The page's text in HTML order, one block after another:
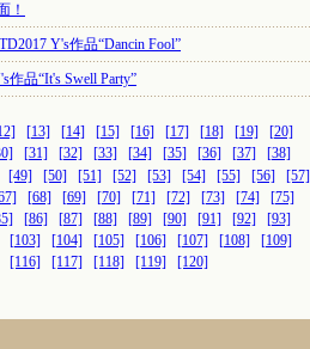
！
Y's作品“Dancin Fool”
品“It's Swell Party”
[13] [14] [15] [16] [17] [18] [19]
[20]
[31] [32] [33] [34] [35] [36] [37]
[38]
[49] [50] [51] [52] [53] [54] [55] [56]
[57]
[68] [69] [70] [71] [72] [73] [74]
[75]
[86] [87] [88] [89] [90] [91] [92]
[93]
[103] [104] [105] [106] [107] [108]
[109]
[116] [117] [118] [119] [120]